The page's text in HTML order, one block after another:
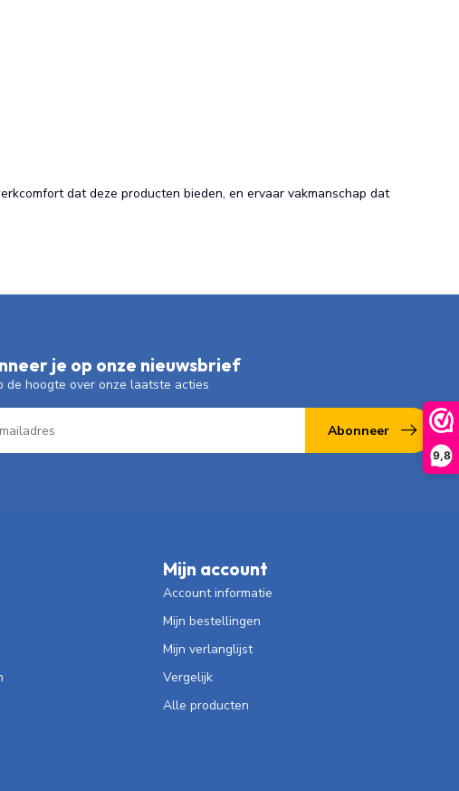
9,8
dat deze producten bieden, en ervaar vakmanschap dat
je op onze nieuwsbrief
de hoogte over onze laatste acties
Abonneer
Mijn account
Account informatie
Mijn bestellingen
Mijn verlanglijst
Vergelijk
Alle producten